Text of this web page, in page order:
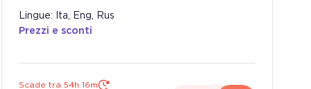
Lingue: Ita, Eng, Rus
Prezzi e sconti
Scade tra 54h 16m